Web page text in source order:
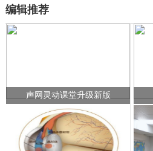
编辑推荐
声网灵动课堂升级新版